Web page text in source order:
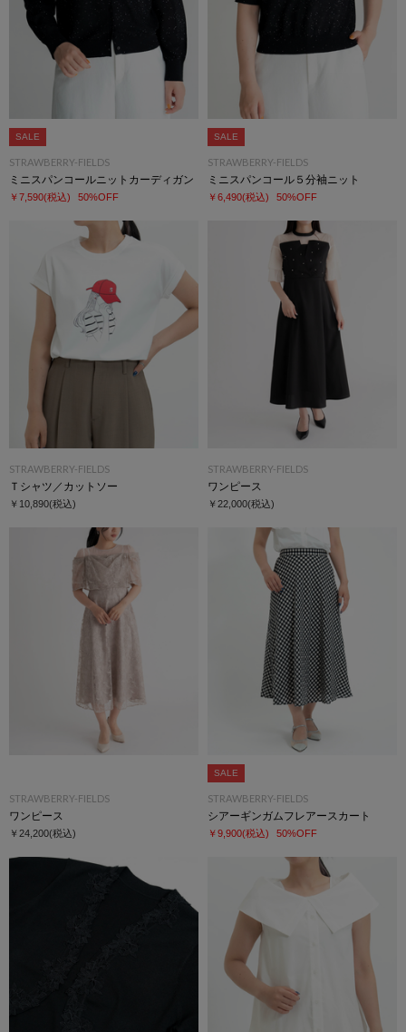
SALE
STRAWBERRY-FIELDS
ミニスパンコールニットカーディガン
￥7,590(税込) 50%OFF
SALE
STRAWBERRY-FIELDS
ミニスパンコール５分袖ニット
￥6,490(税込) 50%OFF
STRAWBERRY-FIELDS
Ｔシャツ／カットソー
￥10,890(税込)
STRAWBERRY-FIELDS
ワンピース
￥22,000(税込)
STRAWBERRY-FIELDS
ワンピース
￥24,200(税込)
SALE
STRAWBERRY-FIELDS
シアーギンガムフレアースカート
￥9,900(税込) 50%OFF